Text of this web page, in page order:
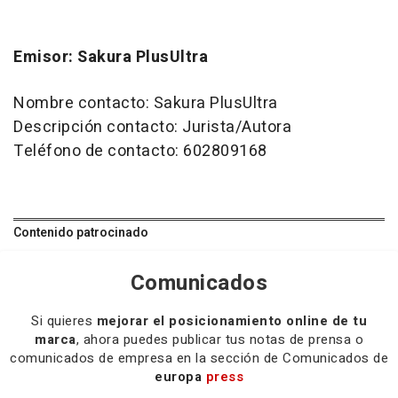
Emisor: Sakura PlusUltra
Nombre contacto: Sakura PlusUltra
Descripción contacto: Jurista/Autora
Teléfono de contacto: 602809168
Contenido patrocinado
Comunicados
Si quieres mejorar el posicionamiento online de tu
marca, ahora puedes publicar tus notas de prensa o
comunicados de empresa en la sección de Comunicados de
europa press